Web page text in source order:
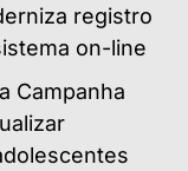
registro
on-line
Campanha